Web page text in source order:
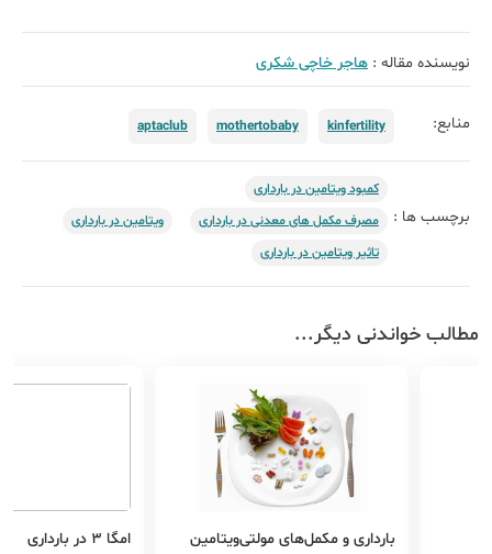
نویسنده مقاله : هاجر خاچی شکری
منابع: kinfertility
mothertobaby
aptaclub
برچسب ها :
کمبود ویتامین در بارداری
مصرف مکمل های معدنی در بارداری
ویتامین در بارداری
تاثیر ویتامین در بارداری
مطالب خواندنی دیگر...
بارداری و مکمل‌های مولتی‌ویتامین امگا ۳ در بارداری